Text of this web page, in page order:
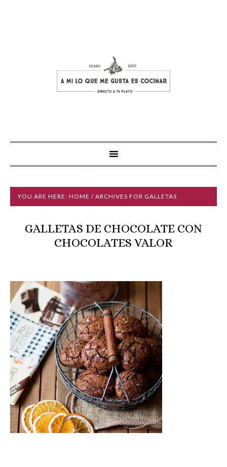
YOU ARE HERE: HOME / ARCHIVES FOR GALLETAS
GALLETAS DE CHOCOLATE CON
CHOCOLATES VALOR